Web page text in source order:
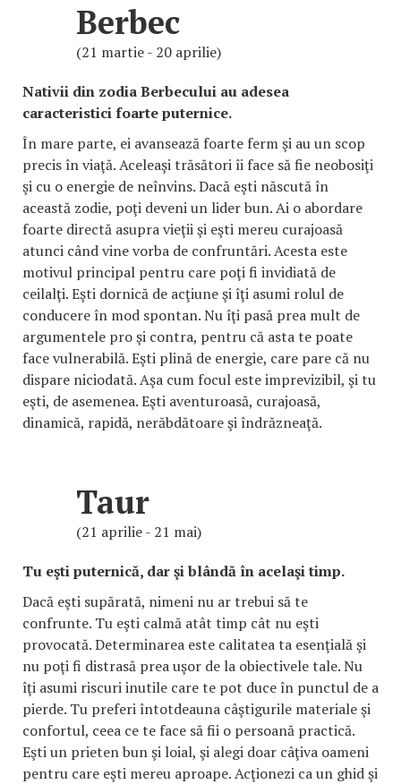
Berbec
(21 martie - 20 aprilie)
Nativii din zodia Berbecului au adesea
caracteristici foarte puternice.
În mare parte, ei avansează foarte ferm şi au un scop
precis în viaţă. Aceleaşi trăsători îi face să fie neobosiţi
şi cu o energie de neînvins. Dacă eşti născută în
această zodie, poţi deveni un lider bun. Ai o abordare
foarte directă asupra vieţii şi eşti mereu curajoasă
atunci când vine vorba de confruntări. Acesta este
motivul principal pentru care poţi fi invidiată de
ceilalţi. Eşti dornică de acţiune şi îţi asumi rolul de
conducere în mod spontan. Nu îţi pasă prea mult de
argumentele pro şi contra, pentru că asta te poate
face vulnerabilă. Eşti plină de energie, care pare că nu
dispare niciodată. Aşa cum focul este imprevizibil, şi tu
eşti, de asemenea. Eşti aventuroasă, curajoasă,
dinamică, rapidă, nerăbdătoare şi îndrăzneaţă.
Taur
(21 aprilie - 21 mai)
Tu eşti puternică, dar şi blândă în acelaşi timp.
Dacă eşti supărată, nimeni nu ar trebui să te
confrunte. Tu eşti calmă atât timp cât nu eşti
provocată. Determinarea este calitatea ta esenţială şi
nu poţi fi distrasă prea uşor de la obiectivele tale. Nu
îţi asumi riscuri inutile care te pot duce în punctul de a
pierde. Tu preferi întotdeauna câştigurile materiale şi
confortul, ceea ce te face să fii o persoană practică.
Eşti un prieten bun şi loial, şi alegi doar câţiva oameni
pentru care eşti mereu aproape. Acţionezi ca un ghid şi